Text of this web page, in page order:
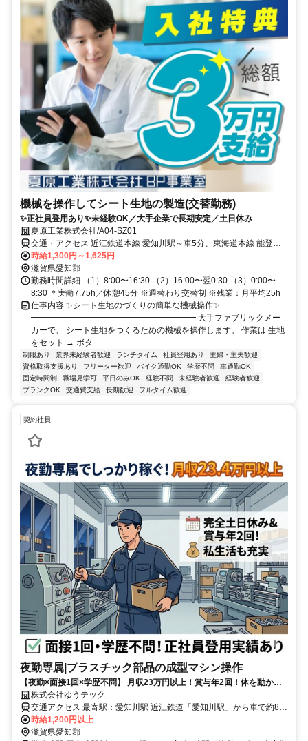
機械を操作してシート生地の製造(交替勤務)
✨正社員登用あり✨未経験OK／大手企業で長期安定／土日休み
夏原工業株式会社/A04-SZ01
交通・アクセス 近江鉄道本線 愛知川駅～車5分、東海道本線 能登川
駅～車12分、近江鉄道本線 八日市駅～車12分 ＊車・バイク通勤OK
時給1,300円～1,625円
滋賀県愛知郡
勤務時間詳細 （1）8:00〜16:30 （2）16:00〜翌0:30 （3）0:00〜
8:30 ＊実働7.75h／休憩45分 ※週替わり交替制 ※残業：月平均25h
仕事内容 ✨シート生地のづくりの簡単な機械操作✨
━━━━━━━━━━━━━━━━━━━━ 大手ファブリックメー
カーで、 シート生地をつくるための機械を操作します。 作業は 生地
をセット → ボタ...
制服あり 業界未経験者歓迎 ランチタイム 社員登用あり
主婦・主夫歓迎
資格取得支援あり
フリーター歓迎 バイク通勤OK 学歴不問
車通勤OK
固定時間制
職場見学可 平日のみOK 経験不問 未経験者歓迎
経験者歓迎
ブランクOK
交通費支給 長期歓迎 フルタイム歓迎
契約社員
夜勤専属|プラスチック部品の成型マシン操作
【夜勤×面接1回×学歴不問】 月収23万円以上！賞与年2回！体を動かす
モクモク作業。 社員登用実績あり。完全土日休み・大型連休で私生活も
充実◎
株式会社ゆうテック
交通アクセス 最寄駅：愛知川駅 近江鉄道「愛知川駅」から車で約8分
（徒歩30分） ■マイカー通勤OK ■無料駐車場あり （ルートによる※
事前にお問い合わせください）
時給1,200円以上
滋賀県愛知郡